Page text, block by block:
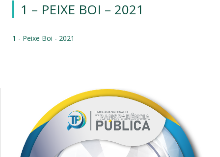
1 – PEIXE BOI – 2021
1 - Peixe Boi - 2021